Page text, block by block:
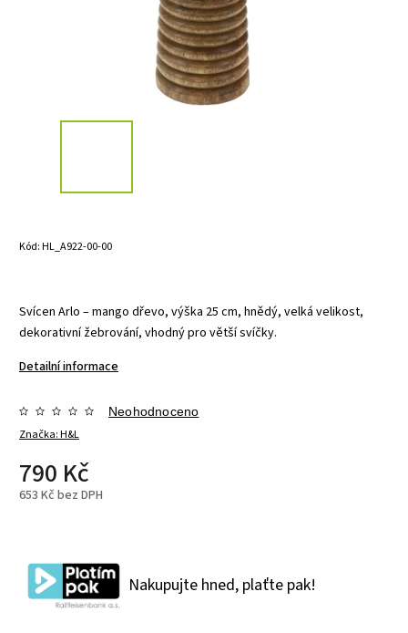
Kód:HL_A922-00-00
Svícen Arlo – mango dřevo, výška 25 cm, hnědý, velká velikost,
dekorativní žebrování, vhodný pro větší svíčky.
Detailní informace
Značka:H&L
Neohodnoceno
790 Kč
653 Kč bez DPH
Nakupujte hned, plaťte pak!